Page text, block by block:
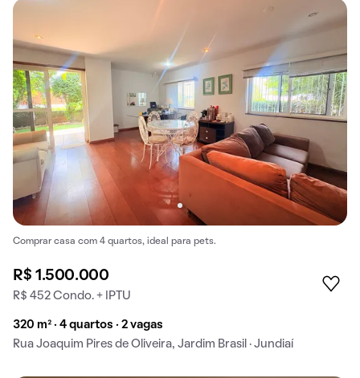
Comprar casa com 4 quartos, ideal para pets.
R$ 1.500.000
R$ 452 Condo. + IPTU
320 m² · 4 quartos · 2 vagas
Rua Joaquim Pires de Oliveira, Jardim Brasil · Jundiaí